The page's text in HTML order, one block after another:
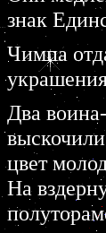
знак
Чимпа
Два
цвет
На